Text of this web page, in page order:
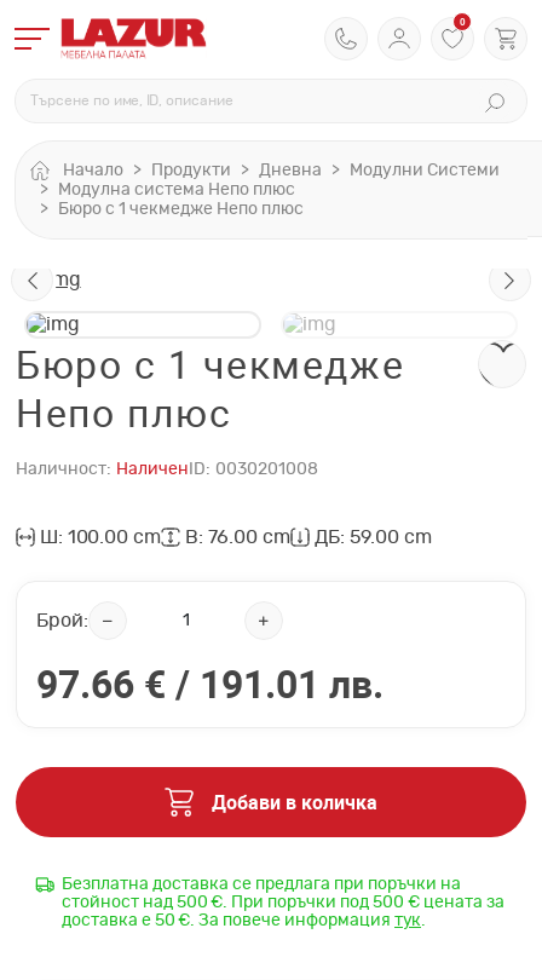
0
Начало Продукти Дневна
Модулни Системи
Модулна система Непо плюс
Бюро с 1 чекмедже Непо плюс
Бюро с 1 чекмедже
Непо плюс
Наличност: Наличен ID: 0030201008
Ш: 100.00 cm В: 76.00 cm ДБ: 59.00 cm
Брой:
97.66 € / 191.01 лв.
Добави в количка
Безплатна доставка се предлага при поръчки на
стойност над 500 €. При поръчки под 500 € цената за
доставка е 50 €. За повече информация тук.